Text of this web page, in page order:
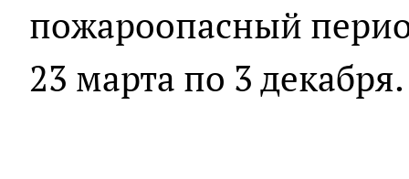
пожароопасный
23 марта по 3 декабря.